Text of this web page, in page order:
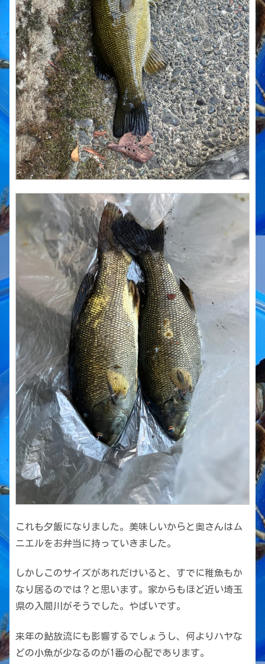
これも夕飯になりました。美味しいからと奥さんはム
ニエルをお弁当に持っていきました。
しかしこのサイズがあれだけいると、すでに稚魚もか
なり居るのでは？と思います。家からもほど近い埼玉
県の入間川がそうでした。やばいです。
来年の鮎放流にも影響するでしょうし、何よりハヤな
どの小魚が少なるのが1番の心配であります。